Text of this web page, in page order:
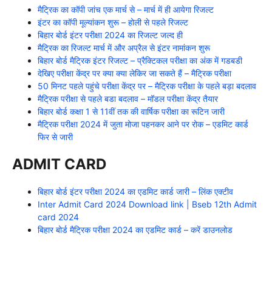
मैट्रिक का कॉपी जांच एक मार्च से – मार्च में ही आयेगा रिजल्ट
इंटर का कॉपी मूल्यांकन शुरू – होली से पहले रिजल्ट
बिहार बोर्ड इंटर परीक्षा 2024 का रिजल्ट जल्द ही
मैट्रिक का रिजल्ट मार्च में और अप्रैल से इंटर नामांकन शुरू
बिहार बोर्ड मैट्रिक इंटर रिजल्ट – प्रैक्टिकल परीक्षा का अंक में गडबडी
देखिए परीक्षा केंद्र पर क्या क्या लेकिर जा सकते हैं – मैट्रिक परीक्षा
50 मिनट पहले पहुंचे परीक्षा केंद्र पर – मैट्रिक परीक्षा के पहले बड़ा बदलाव
मैट्रिक परीक्षा से पहले बडा बदलाव – मॉडल परीक्षा केंद्र तैयार
बिहार बोर्ड कक्षा 1 से 11वीं तक की वार्षिक परीक्षा का रूटिन जारी
मैट्रिक परीक्षा 2024 में जुता मोजा पहनकर आने पर रोक – एडमिट कार्ड
फिर से जारी
ADMIT CARD
बिहार बोर्ड इंटर परीक्षा 2024 का एडमिट कार्ड जारी – लिंक एक्टीव
Inter Admit Card 2024 Download link | Bseb 12th Admit
card 2024
बिहार बोर्ड मैट्रिक परीक्षा 2024 का एडमिट कार्ड – करें डाउनलोड